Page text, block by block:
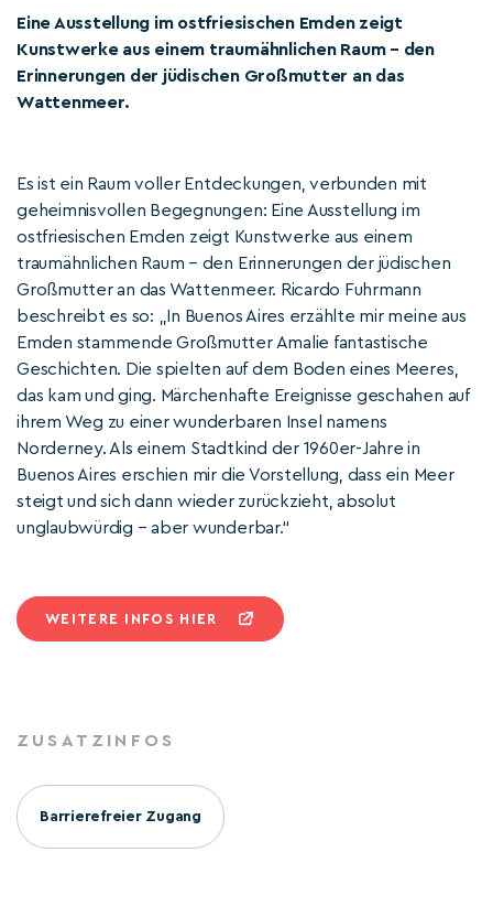
Eine Ausstellung im ostfriesischen Emden zeigt
Kunstwerke aus einem traumähnlichen Raum – den
Erinnerungen der jüdischen Großmutter an das
Wattenmeer.
Es ist ein Raum voller Entdeckungen, verbunden mit
geheimnisvollen Begegnungen: Eine Ausstellung im
ostfriesischen Emden zeigt Kunstwerke aus einem
traumähnlichen Raum – den Erinnerungen der jüdischen
Großmutter an das Wattenmeer. Ricardo Fuhrmann
beschreibt es so: „In Buenos Aires erzählte mir meine aus
Emden stammende Großmutter Amalie fantastische
Geschichten. Die spielten auf dem Boden eines Meeres,
das kam und ging. Märchenhafte Ereignisse geschahen auf
ihrem Weg zu einer wunderbaren Insel namens
Norderney. Als einem Stadtkind der 1960er-Jahre in
Buenos Aires erschien mir die Vorstellung, dass ein Meer
steigt und sich dann wieder zurückzieht, absolut
unglaubwürdig – aber wunderbar.“
WEITERE INFOS HIER
ZUSATZINFOS
Barrierefreier Zugang